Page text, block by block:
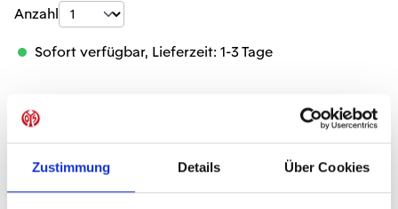
Zustimmung Details Über Cookies
Produkt Anzahl: Gib den gewünschten
Anzahl
Sofort verfügbar, Lieferzeit: 1-3 Tage
IN DEN WARENKORB